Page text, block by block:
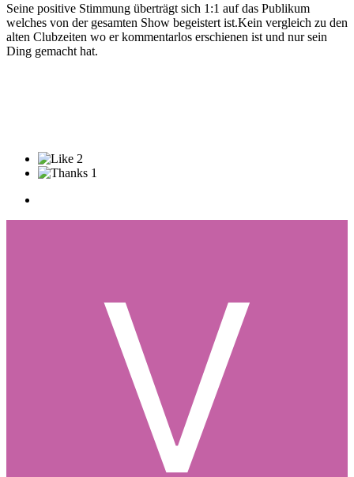
Seine positive Stimmung überträgt sich 1:1 auf das Publikum
welches von der gesamten Show begeistert ist.Kein vergleich zu den
alten Clubzeiten wo er kommentarlos erschienen ist und nur sein
Ding gemacht hat.
2
1